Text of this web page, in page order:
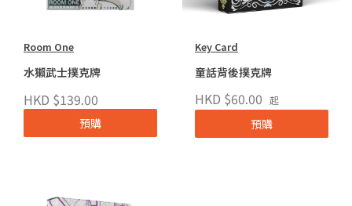
Room One
水獺武士撲克牌
HKD $139.00
預購
Key Card
童話背後撲克牌
HKD $60.00 起
預購